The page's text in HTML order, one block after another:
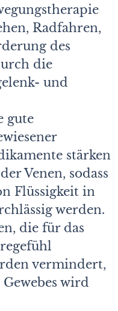
Radfahren,
des
die
und
gute
stärken
Venen, sodass
Flüssigkeit in
werden.
die für das
vermindert,
wird